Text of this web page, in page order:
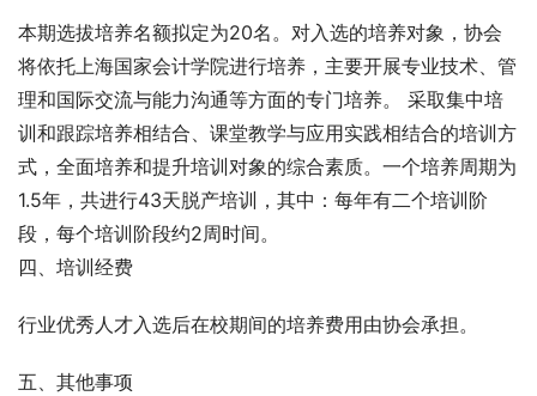
本期选拔培养名额拟定为20名。对入选的培养对象，协会
将依托上海国家会计学院进行培养，主要开展专业技术、管
理和国际交流与能力沟通等方面的专门培养。 采取集中培
训和跟踪培养相结合、课堂教学与应用实践相结合的培训方
式，全面培养和提升培训对象的综合素质。一个培养周期为
1.5年，共进行43天脱产培训，其中：每年有二个培训阶
段，每个培训阶段约2周时间。
四、培训经费
行业优秀人才入选后在校期间的培养费用由协会承担。
五、其他事项